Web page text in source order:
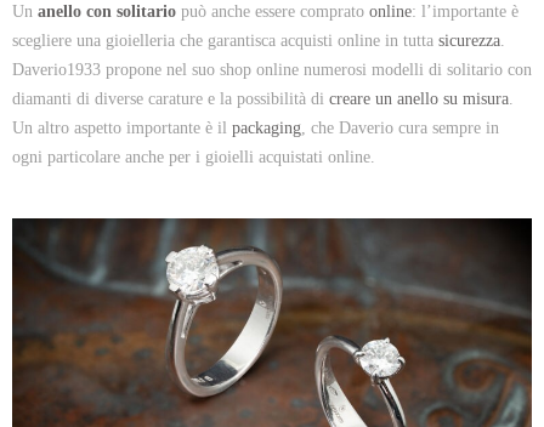
Un anello con solitario può anche essere comprato online: l’importante è
scegliere una gioielleria che garantisca acquisti online in tutta sicurezza
Daverio1933 propone nel suo shop online numerosi modelli di solitario con
diamanti di diverse carature e la possibilità di creare un anello su misura
Un altro aspetto importante è il packaging , che Daverio cura sempre in
ogni particolare anche per i gioielli acquistati online.